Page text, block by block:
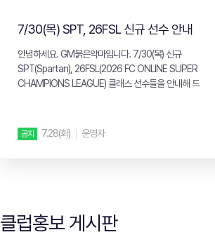
7/30(목) SPT, 26FSL 신규 선수 안내
안녕하세요. GM붉은악마입니다. 7/30(목) 신규
SPT(Spartan), 26FSL(2026 FC ONLINE SUPER
CHAMPIONS LEAGUE) 클래스 선수들을 안내해 드
공지 7.28(화) 운영자
클럽홍보 게시판